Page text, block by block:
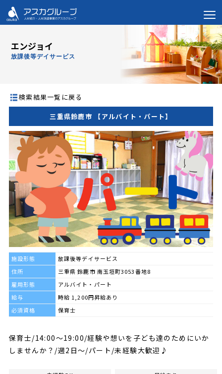
エンジョイ
放課後等デイサービス
検索結果一覧に戻る
三重県鈴鹿市 【アルバイト・パート】
施設形態
放課後等デイサービス
住所
三重県 鈴鹿市 南玉垣町3053番地8
雇用形態
アルバイト・パート
給与
時給 1,200円昇給あり
必須資格
保育士
保育士/14:00～19:00/経験や想いを子ども達のためにいか
しませんか？/週2日～/パート/未経験大歓迎♪